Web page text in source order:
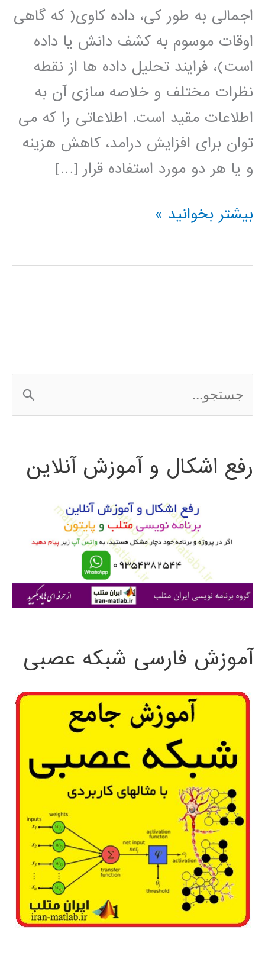
اجمالی به طور کی، داده کاوی( که گاهی
اوقات موسوم به کشف دانش یا داده
است)، فرایند تحلیل داده ها از نقطه
نظرات مختلف و خلاصه سازی آن به
اطلاعات مقید است. اطلاعاتی را که می
توان برای افزایش درامد، کاهش هزینه
و یا هر دو مورد استفاده قرار […]
داده
data
بیشتر بخوانید »
س
ج
ی
رفع اشکال و آموزش آنلاین
آموزش فارسی شبکه عصبی